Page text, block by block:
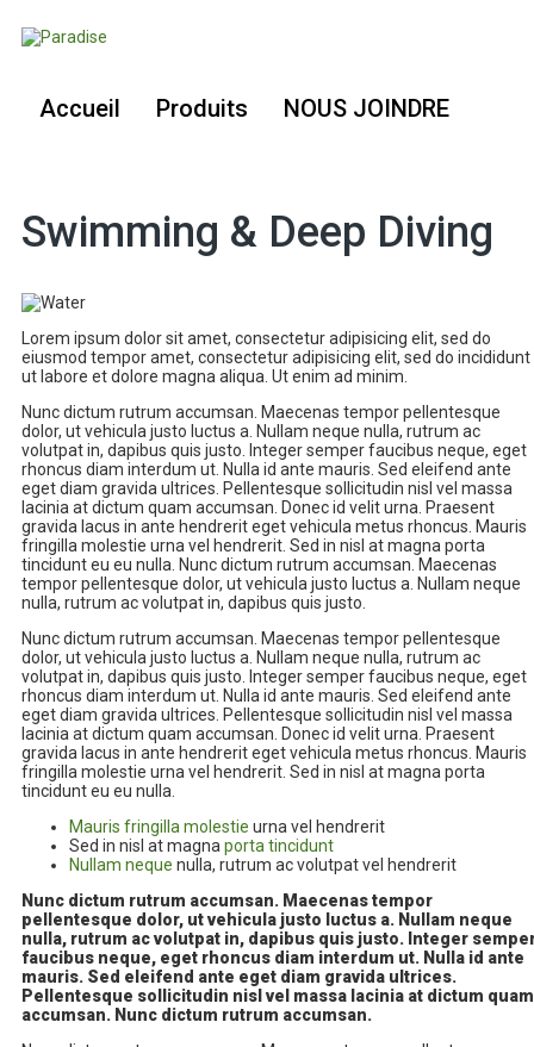
Accueil Produits NOUS JOINDRE
Swimming & Deep Diving
Lorem ipsum dolor sit amet, consectetur adipisicing elit, sed do
eiusmod tempor amet, consectetur adipisicing elit, sed do incididunt
ut labore et dolore magna aliqua. Ut enim ad minim.
Nunc dictum rutrum accumsan. Maecenas tempor pellentesque
dolor, ut vehicula justo luctus a. Nullam neque nulla, rutrum ac
volutpat in, dapibus quis justo. Integer semper faucibus neque, eget
rhoncus diam interdum ut. Nulla id ante mauris. Sed eleifend ante
eget diam gravida ultrices. Pellentesque sollicitudin nisl vel massa
lacinia at dictum quam accumsan. Donec id velit urna. Praesent
gravida lacus in ante hendrerit eget vehicula metus rhoncus. Mauris
fringilla molestie urna vel hendrerit. Sed in nisl at magna porta
tincidunt eu eu nulla. Nunc dictum rutrum accumsan. Maecenas
tempor pellentesque dolor, ut vehicula justo luctus a. Nullam neque
nulla, rutrum ac volutpat in, dapibus quis justo.
Nunc dictum rutrum accumsan. Maecenas tempor pellentesque
dolor, ut vehicula justo luctus a. Nullam neque nulla, rutrum ac
volutpat in, dapibus quis justo. Integer semper faucibus neque, eget
rhoncus diam interdum ut. Nulla id ante mauris. Sed eleifend ante
eget diam gravida ultrices. Pellentesque sollicitudin nisl vel massa
lacinia at dictum quam accumsan. Donec id velit urna. Praesent
gravida lacus in ante hendrerit eget vehicula metus rhoncus. Mauris
fringilla molestie urna vel hendrerit. Sed in nisl at magna porta
tincidunt eu eu nulla.
Mauris fringilla molestie urna vel hendrerit
Sed in nisl at magna porta tincidunt
Nullam neque nulla, rutrum ac volutpat vel hendrerit
Nunc dictum rutrum accumsan. Maecenas tempor
pellentesque dolor, ut vehicula justo luctus a. Nullam neque
nulla, rutrum ac volutpat in, dapibus quis justo. Integer
faucibus neque, eget rhoncus diam interdum ut. Nulla id ante
mauris. Sed eleifend ante eget diam gravida ultrices.
Pellentesque sollicitudin nisl vel massa lacinia at dictum quam
accumsan. Nunc dictum rutrum accumsan.